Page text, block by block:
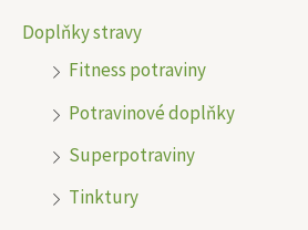
Doplňky stravy
Fitness potraviny
Potravinové doplňky
Superpotraviny
Tinktury